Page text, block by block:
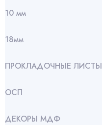
10 мм
18мм
ПРОКЛАДОЧНЫЕ ЛИСТЫ
ОСП
ДЕКОРЫ МДФ